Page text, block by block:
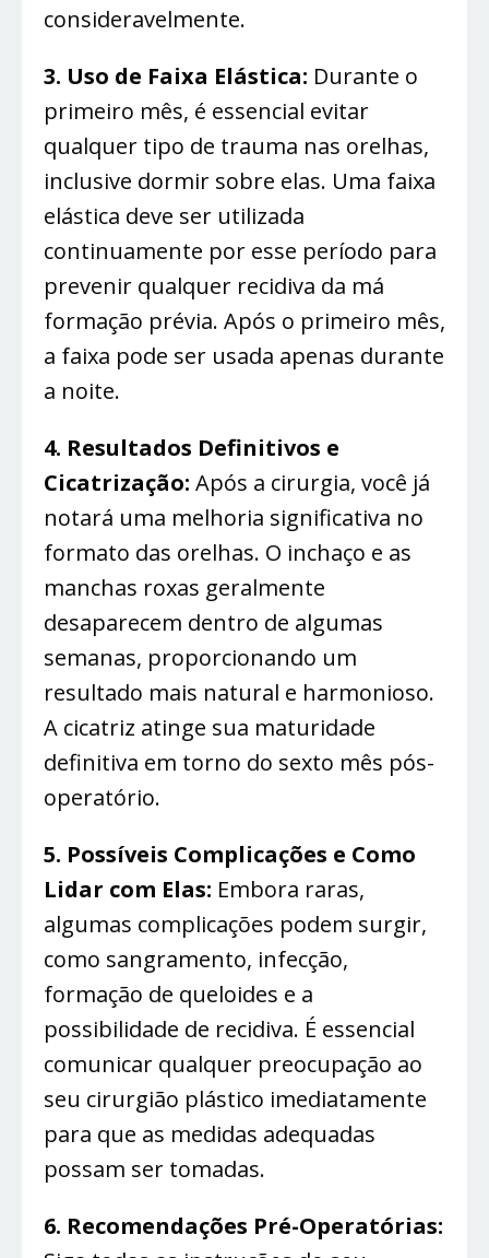
consideravelmente.
3. Uso de Faixa Elástica: Durante o
primeiro mês, é essencial evitar
qualquer tipo de trauma nas orelhas,
inclusive dormir sobre elas. Uma faixa
elástica deve ser utilizada
continuamente por esse período para
prevenir qualquer recidiva da má
formação prévia. Após o primeiro mês,
a faixa pode ser usada apenas durante
a noite.
4. Resultados Definitivos e
Cicatrização: Após a cirurgia, você já
notará uma melhoria significativa no
formato das orelhas. O inchaço e as
manchas roxas geralmente
desaparecem dentro de algumas
semanas, proporcionando um
resultado mais natural e harmonioso.
A cicatriz atinge sua maturidade
definitiva em torno do sexto mês pós-
operatório.
5. Possíveis Complicações e Como
Lidar com Elas: Embora raras,
algumas complicações podem surgir,
como sangramento, infecção,
formação de queloides e a
possibilidade de recidiva. É essencial
comunicar qualquer preocupação ao
seu cirurgião plástico imediatamente
para que as medidas adequadas
possam ser tomadas.
6. Recomendações Pré-Operatórias: